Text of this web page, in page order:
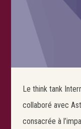
Le think tank
collaboré avec
consacrée à